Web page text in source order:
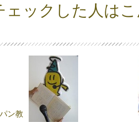
ェックした人は
ン教